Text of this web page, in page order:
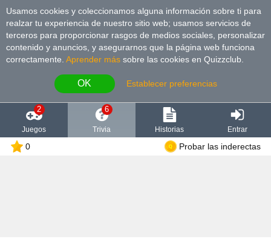
Usamos cookies y coleccionamos alguna información sobre ti para
realzar tu experiencia de nuestro sitio web; usamos servicios de
terceros para proporcionar rasgos de medios sociales, personalizar
contenido y anuncios, y asegurarnos que la página web funciona
correctamente. Aprender más sobre las cookies en Quizzclub.
OK Establecer preferencias
2
Juegos
6
Trivia Historias Entrar
0 Probar las inderectas